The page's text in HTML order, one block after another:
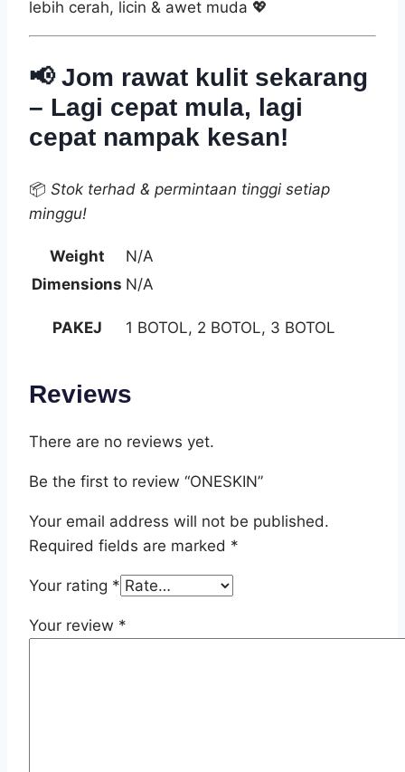
lebih cerah, licin & awet muda 💖
📢 Jom rawat kulit sekarang
– Lagi cepat mula, lagi
cepat nampak kesan!
📦 Stok terhad & permintaan tinggi setiap
minggu!
Weight
N/A
Dimensions N/A
PAKEJ 1 BOTOL, 2 BOTOL, 3 BOTOL
Reviews
There are no reviews yet.
Be the first to review “ONESKIN”
Your email address will not be published.
Required fields are marked *
Your rating *
Your review *